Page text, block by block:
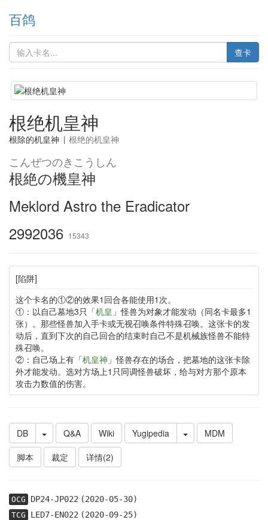
百鸽
查卡
根绝机皇神
根除的机皇神 | 根绝的机皇神
こんぜつのきこうしん
根絶の機皇神
Meklord Astro the Eradicator
2992036 15343
[陷阱]
这个卡名的①②的效果1回合各能使用1次。
①：以自己墓地3只「机皇 」怪兽为对象才能发动（同名卡最多1
张）。那些怪兽加入手卡或无视召唤条件特殊召唤。这张卡的发
动后，直到下次的自己回合的结束时自己不是机械族怪兽不能特
殊召唤。
②：自己场上有「机皇神 」怪兽存在的场合，把墓地的这张卡除
外才能发动。选对方场上1只同调怪兽破坏，给与对方那个原本
攻击力数值的伤害。
DB Q&A Wiki Yugipedia
MDM
脚本
裁定 详情(2)
OCG DP24-JP022(2020-05-30)
TCG LED7-EN022(2020-09-25)